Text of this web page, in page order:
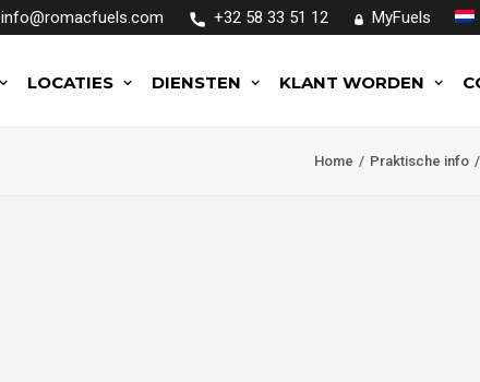
info@romacfuels.com +32 58 33 51 12 MyFuels
LOCATIES DIENSTEN KLANT WORDEN
Home Praktische info